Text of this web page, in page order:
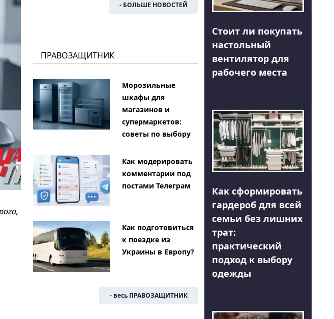
- БОЛЬШЕ НОВОСТЕЙ
ПРАВОЗАЩИТНИК
Морозильные
шкафы для
магазинов и
супермаркетов:
советы по выбору
Как модерировать
комментарии под
постами Телеграм
Как подготовиться
к поездке из
Украины в Европу?
- весь ПРАВОЗАЩИТНИК
Стоит ли покупать
настольный
вентилятор для
рабочего места
Как сформировать
гардероб для всей
семьи без лишних
трат:
практический
подход к выбору
одежды